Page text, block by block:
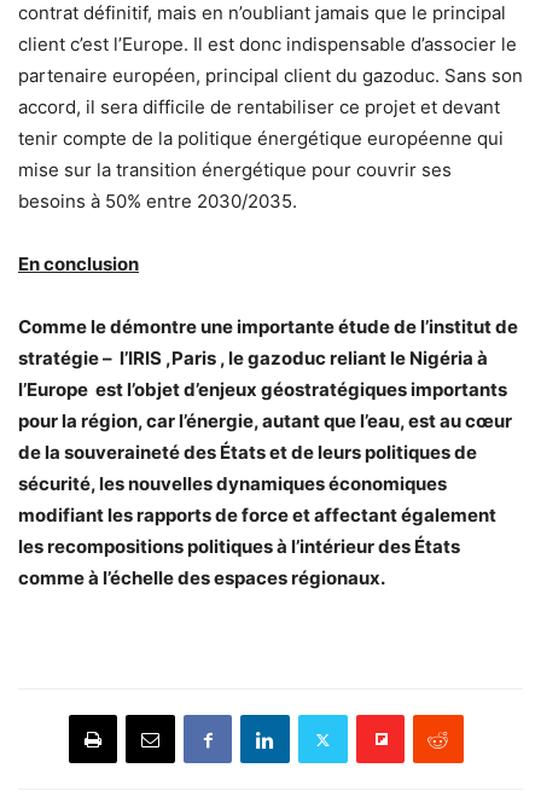
contrat définitif, mais en n’oubliant jamais que le principal
client c’est l’Europe. Il est donc indispensable d’associer le
partenaire européen, principal client du gazoduc. Sans son
accord, il sera difficile de rentabiliser ce projet et devant
tenir compte de la politique énergétique européenne qui
mise sur la transition énergétique pour couvrir ses
besoins à 50% entre 2030/2035.
En conclusion
Comme le démontre une importante étude de l’institut de
stratégie – l’IRIS ,Paris , le gazoduc reliant le Nigéria à
l’Europe est l’objet d’enjeux géostratégiques importants
pour la région, car l’énergie, autant que l’eau, est au cœur
de la souveraineté des États et de leurs politiques de
sécurité, les nouvelles dynamiques économiques
modifiant les rapports de force et affectant également
les recompositions politiques à l’intérieur des États
comme à l’échelle des espaces régionaux.